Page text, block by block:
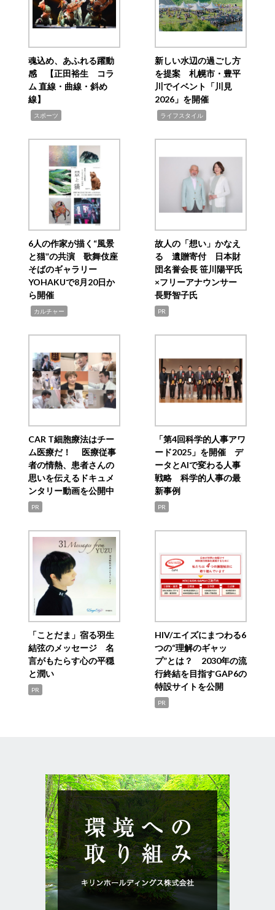
魂込め、あふれる躍動
感 【正田裕生 コラ
ム 直線・曲線・斜め
線】
スポーツ
新しい水辺の過ごし方
を提案 札幌市・豊平
川でイベント「川見
2026」を開催
ライフスタイル
6人の作家が描く“風景
と猫”の共演 歌舞伎座
そばのギャラリー
YOHAKUで8月20日か
ら開催
カルチャー
故人の「想い」かなえ
る 遺贈寄付 日本財
団名誉会長 笹川陽平氏
×フリーアナウンサー
長野智子氏
PR
CAR T細胞療法はチー
ム医療だ！ 医療従事
者の情熱、患者さんの
思いを伝えるドキュメ
ンタリー動画を公開中
PR
「第4回科学的人事アワ
ード2025」を開催 デ
ータとAIで変わる人事
戦略 科学的人事の最
新事例
PR
「ことだま」宿る羽生
結弦のメッセージ 名
言がもたらす心の平穏
と潤い
PR
HIV/エイズにまつわる6
つの“理解のギャッ
プ”とは？ 2030年の流
行終結を目指すGAP6の
特設サイトを公開
PR